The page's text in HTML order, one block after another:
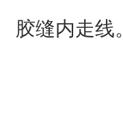
胶缝内走线